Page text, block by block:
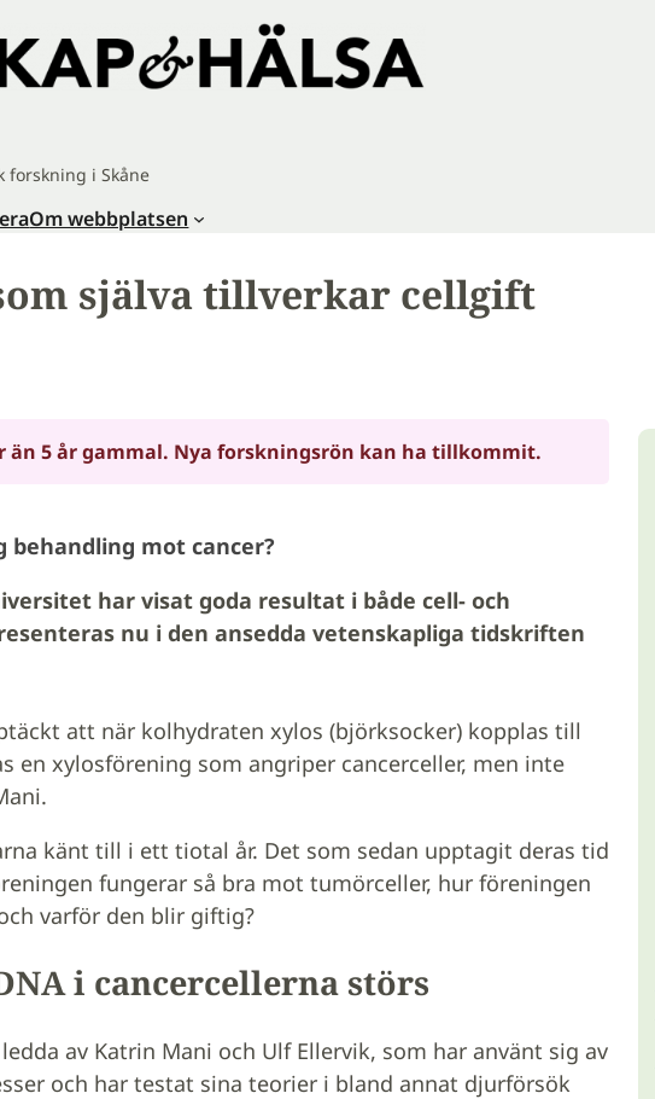
forskning i Skåne
Om webbplatsen
själva tillverkar cellgift
än 5 år gammal. Nya forskningsrön kan ha tillkommit.
mot cancer?
har visat goda resultat i både cell- och
nu i den ansedda vetenskapliga tidskriften
att när kolhydraten xylos (björksocker) kopplas till
en xylosförening som angriper cancerceller, men inte
känt till i ett tiotal år. Det som sedan upptagit deras tid
fungerar så bra mot tumörceller, hur föreningen
varför den blir giftig?
i cancercellerna störs
av Katrin Mani och Ulf Ellervik, som har använt sig av
och har testat sina teorier i bland annat djurförsök